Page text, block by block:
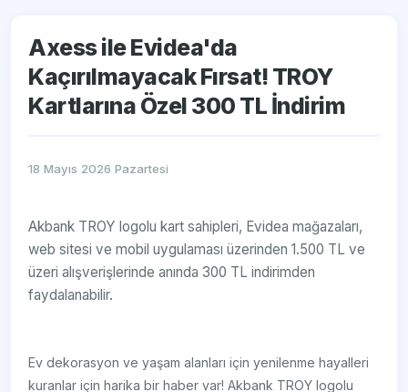
Axess ile Evidea'da
Kaçırılmayacak Fırsat! TROY
Kartlarına Özel 300 TL İndirim
18 Mayıs 2026 Pazartesi
Akbank TROY logolu kart sahipleri, Evidea mağazaları,
web sitesi ve mobil uygulaması üzerinden 1.500 TL ve
üzeri alışverişlerinde anında 300 TL indirimden
faydalanabilir.
Ev dekorasyon ve yaşam alanları için yenilenme hayalleri
kuranlar için harika bir haber var! Akbank TROY logolu